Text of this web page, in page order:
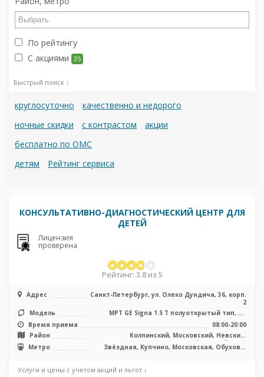
По рейтингу
С акциями 35
Быстрый поиск ↓
круглосуточно
качественно и недорого
ночные скидки
с контрастом
акции
бесплатно по ОМС
детям
Рейтинг сервиса
КОНСУЛЬТАТИВНО-ДИАГНОСТИЧЕСКИЙ ЦЕНТР ДЛЯ
ДЕТЕЙ
Лицензия
проверена
Рейтинг: 3.8 из 5
Адрес
Санкт-Петербург, ул. Олеко Дундича, 36, корп.
2
Модель
МРТ GE Signa 1.5 Т полуоткрытый тип, КТ
Toshiba Activion 16 срезов, УЗ ...
Время приема
08:00-20:00
Район
Колпинский, Московский, Невский,
Фрунзенский, Лен. область
Метро
Звёздная, Купчино, Московская, Обухово,
Шушары, Дунайская, Проспект Славы
Услуги и цены с учетом акций и льгот ↓